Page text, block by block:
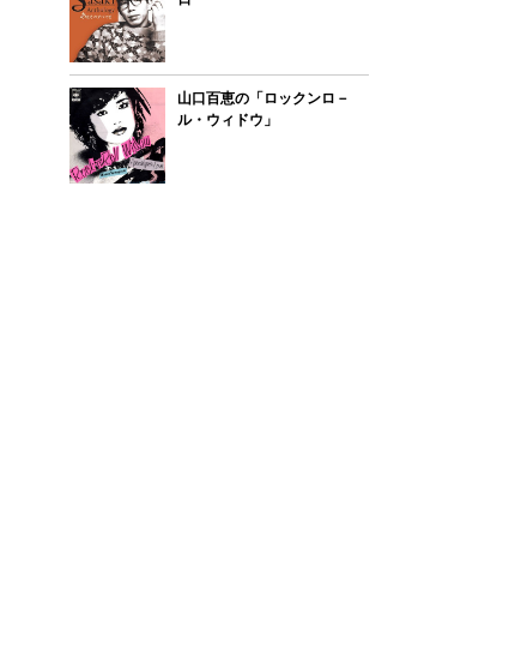
山口百恵の「ロックンロ－
ル・ウィドウ」